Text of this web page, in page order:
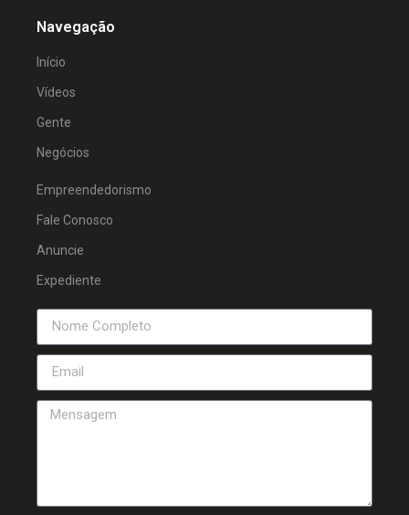
Navegação
Início
Vídeos
Gente
Negócios
Empreendedorismo
Fale Conosco
Anuncie
Expediente